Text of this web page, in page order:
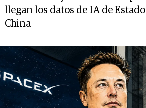
llegan los datos de IA de
China